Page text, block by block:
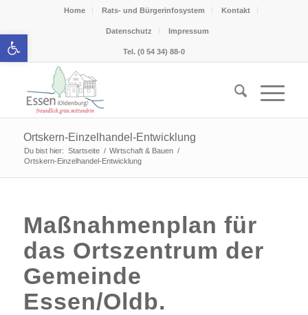
Werkzeugleiste öffnen
Home Rats- und Bürgerinfosystem Kontakt
Datenschutz Impressum
Tel. (0 54 34) 88-0
Ortskern-Einzelhandel-Entwicklung
Du bist hier: Startseite / Wirtschaft & Bauen /
Ortskern-Einzelhandel-Entwicklung
Maßnahmenplan für
das Ortszentrum der
Gemeinde
Essen/Oldb.